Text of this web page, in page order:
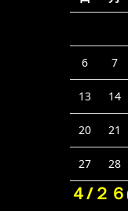
6 7
13 14
20 21
27 28
４/２